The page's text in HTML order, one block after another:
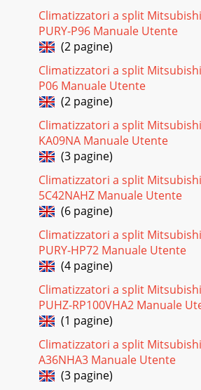
Climatizzatori a split
PURY-P96 Manuale Utente
(2 pagine)
Climatizzatori a split Mitsubishi
P06 Manuale Utente
(2 pagine)
Climatizzatori a split
KA09NA Manuale Utente
(3 pagine)
Climatizzatori a split
5C42NAHZ Manuale Utente
(6 pagine)
Climatizzatori a split
PURY-HP72 Manuale Utente
(4 pagine)
Climatizzatori a split
PUHZ-RP100VHA2 Manuale
(1 pagine)
Climatizzatori a split
A36NHA3 Manuale Utente
(3 pagine)